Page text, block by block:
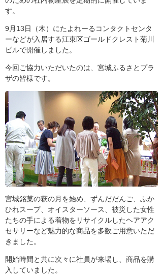
す。
9月13日（木）にたよれーるコンタクトセンタ
ーなどが入居する江東区ゴールドクレスト菊川
ビルで開催しました。
今回ご協力いただいたのは、宮城ふるさとプラ
ザの皆様です。
宮城銘菓の萩の月を始め、ずんだだんご、ふか
ひれスープ、オイスターソース、被災した女性
たちの手による着物をリサイクルしたヘアアク
セサリーなど魅力的な商品を多数ご用意いただ
きました。
開始時間と共に次々に社員が来場し、商品を購
入していました。